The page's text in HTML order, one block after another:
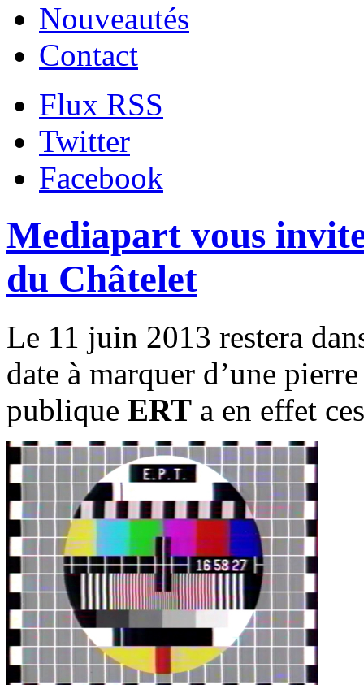
Nouveautés
Contact
Flux RSS
Twitter
Facebook
Mediapart vous
du Châtelet
Le 11 juin 2013 restera
date à marquer d’une
publique ERT a en effet